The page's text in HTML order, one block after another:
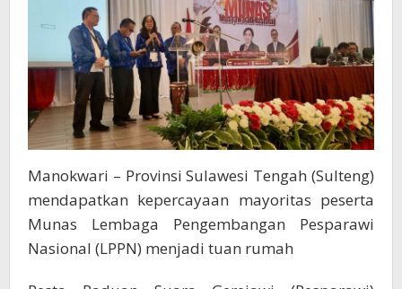
Manokwari – Provinsi Sulawesi Tengah (Sulteng)
mendapatkan kepercayaan mayoritas peserta
Munas Lembaga Pengembangan Pesparawi
Nasional (LPPN) menjadi tuan rumah